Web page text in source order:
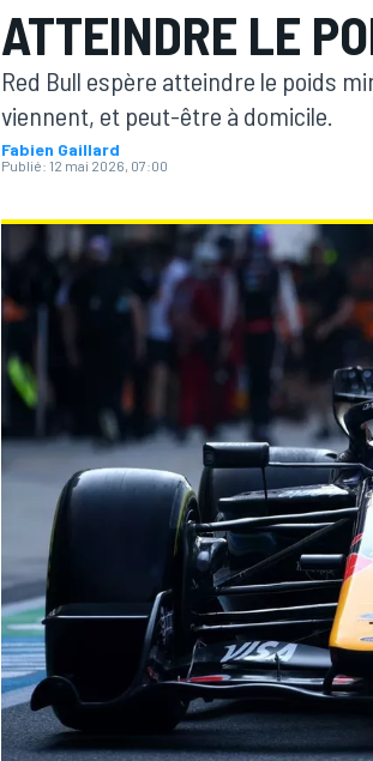
WRC
ATTEINDRE LE
Red Bull espère atteindre le poids
viennent, et peut-être à domicile.
Fabien Gaillard
Publié: 12 mai 2026, 07:00